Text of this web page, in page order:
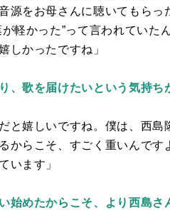
源をお母さんに聴いてもらっ
が軽かった”って言われていた
しかったですね」
歌を届けたいという気持ち
だと嬉しいですね。僕は、西
からこそ、すごく重いんで
います」
めたからこそ、より西島さ